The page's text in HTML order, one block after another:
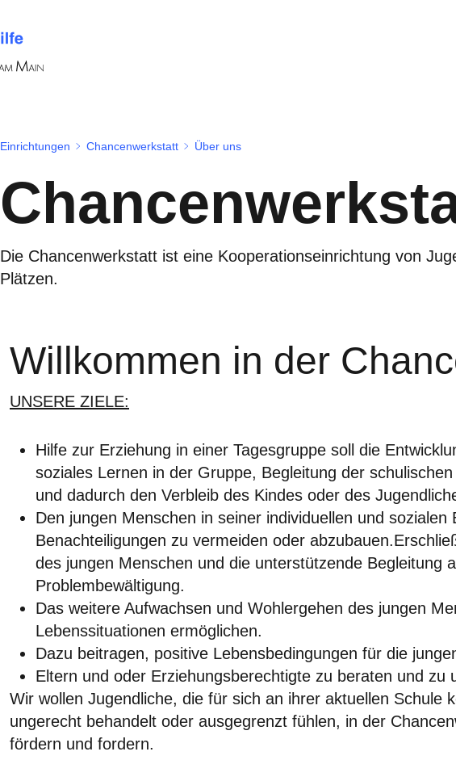
Einrichtungen Chancenwerkstatt Über uns
Die Chancenwerkstatt ist eine Kooperationseinrichtung von
Plätzen.
Willkommen in der
UNSERE ZIELE:
Hilfe zur Erziehung in einer Tagesgruppe soll die
soziales Lernen in der Gruppe, Begleitung der
und dadurch den Verbleib des Kindes oder des
Den jungen Menschen in seiner individuellen und
Benachteiligungen zu vermeiden oder
des jungen Menschen und die unterstützende Begleitung
Problembewältigung.
Das weitere Aufwachsen und Wohlergehen des jungen
Lebenssituationen ermöglichen.
Dazu beitragen, positive Lebensbedingungen für die
Eltern und oder Erziehungsberechtigte zu beraten und zu
Wir wollen Jugendliche, die für sich an ihrer aktuellen Schule
ungerecht behandelt oder ausgegrenzt fühlen, in der
fördern und fordern.